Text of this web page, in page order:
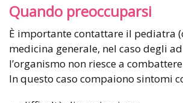
Quando preoccuparsi
È importante contattare il pediatra
medicina generale, nel caso degli
l’organismo non riesce a
In questo caso compaiono sintomi